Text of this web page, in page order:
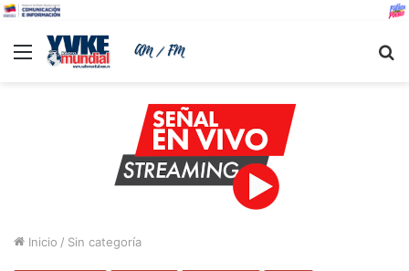
Menu
Inicio / Sin categoría